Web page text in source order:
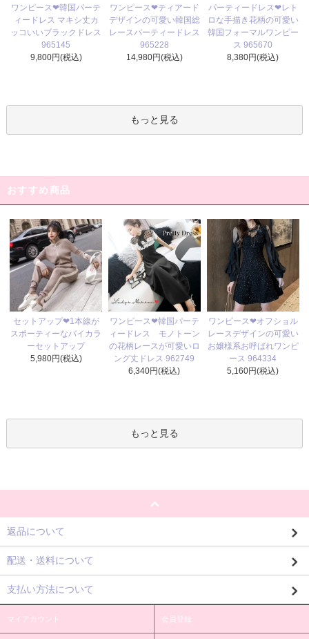
ワンピース❤韓国パーテ
ィードレス マキシ丈カ
ッコいいブラックドレス
965145
9,800円(税込)
ワンピース❤ティアード
デザインの可愛い韓国総
レースパーティードレス
965228
14,980円(税込)
パーティードレス❤レト
ロな手描き花柄の可愛い
韓国フォーマルワンピー
ス 965670
8,380円(税込)
もっと見る
おすすめ商品
セットアップ❤1本線が
スポーティーなバイカラ
ーセットアップ
5,980円(税込)
ワンピース❤韓国パーテ
ィードレス モノトーン
の花柄レースが可愛いロ
ング丈ドレス 962749
6,340円(税込)
ワンピース❤オフショル
レースデザインの可愛い
お嬢様系お呼ばれワンピ
ース 964334
5,160円(税込)
もっと見る
返品について
配送・送料について
支払い方法について
マイアカウント 会員登録